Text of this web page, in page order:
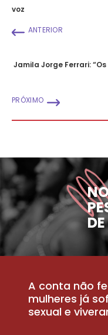
voz
ANTERIOR
Jamila Jorge Ferrari:
PRÓXIMO
A conta não
mulheres já
sexual e